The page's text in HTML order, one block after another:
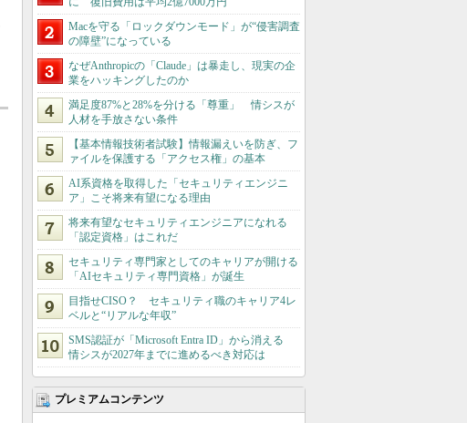
Macを守る「ロックダウンモード」が“侵害調査
の障壁”になっている
なぜAnthropicの「Claude」は暴走し、現実の企
業をハッキングしたのか
満足度87%と28%を分ける「尊重」 情シスが
人材を手放さない条件
【基本情報技術者試験】情報漏えいを防ぎ、フ
ァイルを保護する「アクセス権」の基本
AI系資格を取得した「セキュリティエンジニ
ア」こそ将来有望になる理由
将来有望なセキュリティエンジニアになれる
「認定資格」はこれだ
セキュリティ専門家としてのキャリアが開ける
「AIセキュリティ専門資格」が誕生
目指せCISO？ セキュリティ職のキャリア4レ
ベルと“リアルな年収”
SMS認証が「Microsoft Entra ID」から消える
情シスが2027年までに進めるべき対応は
プレミアムコンテンツ